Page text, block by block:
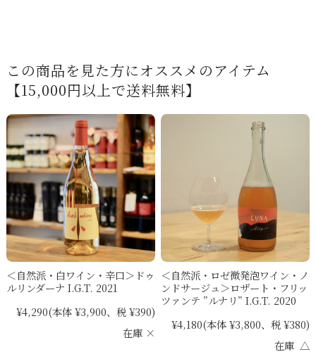
この商品を見た方にオススメのアイテム
【15,000円以上で送料無料】
＜自然派・白ワイン・辛口＞ドゥ
ルリンダーナ I.G.T. 2021
¥4,290(本体 ¥3,900、税 ¥390)
在庫 ×
＜自然派・ロゼ微発泡ワイン・ノ
ンドサージュ＞ロザート・フリッ
ツァンテ ”ルナリ” I.G.T. 2020
¥4,180(本体 ¥3,800、税 ¥380)
在庫 △